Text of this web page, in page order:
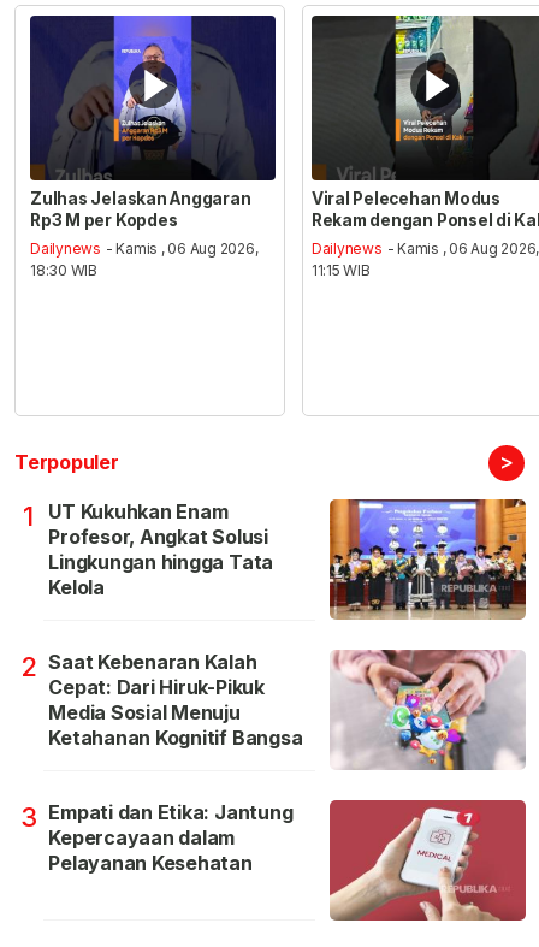
Zulhas Jelaskan Anggaran
Rp3 M per Kopdes
Dailynews - Kamis , 06 Aug 2026,
18:30 WIB
Viral Pelecehan Modus
Rekam dengan Ponsel di
Dailynews - Kamis , 06 Aug 2026,
11:15 WIB
Terpopuler >
1
UT Kukuhkan Enam
Profesor, Angkat Solusi
Lingkungan hingga Tata
Kelola
2 Saat Kebenaran Kalah
Cepat: Dari Hiruk-Pikuk
Media Sosial Menuju
Ketahanan Kognitif Bangsa
3 Empati dan Etika: Jantung
Kepercayaan dalam
Pelayanan Kesehatan